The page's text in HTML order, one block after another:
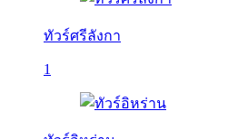
ทัวร์ศรีลังกา
1